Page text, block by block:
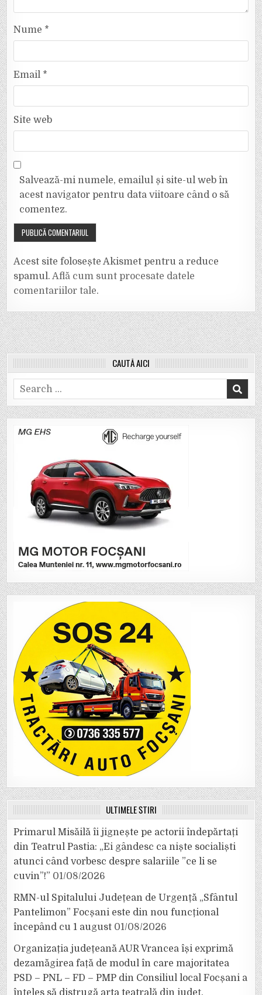
Nume *
Email *
Site web
Salvează-mi numele, emailul și site-ul web în
acest navigator pentru data viitoare când o să
comentez.
Acest site folosește Akismet pentru a reduce
spamul.Află cum sunt procesate datele
comentariilor tale.
CAUTĂ AICI
Search
for:
ULTIMELE ȘTIRI
Primarul Misăilă îi jignește pe actorii îndepărtați
din Teatrul Pastia: „Ei gândesc ca niște socialiști
atunci când vorbesc despre salariile ”ce li se
cuvin”!” 01/08/2026
RMN-ul Spitalului Județean de Urgență „Sfântul
Pantelimon” Focșani este din nou funcțional
începând cu 1 august 01/08/2026
Organizația județeană AUR Vrancea își exprimă
dezamăgirea față de modul în care majoritatea
PSD – PNL – FD – PMP din Consiliul local Focșani a
înțeles să distrugă arta teatrală din județ.